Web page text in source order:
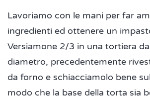
Lavoriamo con le mani per far
ingredienti ed ottenere un
Versiamone 2/3 in una tortiera
diametro, precedentemente
da forno e schiacciamolo bene
modo che la base della torta sia